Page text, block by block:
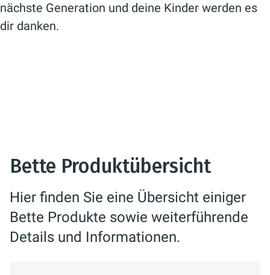
nächste Generation und deine Kinder werden es
dir danken.
Bette Produktübersicht
Hier finden Sie eine Übersicht einiger
Bette Produkte sowie weiterführende
Details und Informationen.